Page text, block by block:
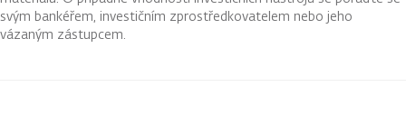
svým bankéřem, investičním zprostředkovatelem nebo jeho
vázaným zástupcem.